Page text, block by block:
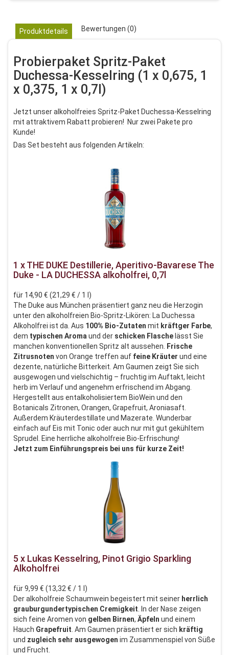
Produktdetails Bewertungen (0)
Probierpaket Spritz-Paket
Duchessa-Kesselring (1 x 0,675, 1
x 0,375, 1 x 0,7l)
Jetzt unser alkoholfreies Spritz-Paket Duchessa-Kesselring
mit attraktivem Rabatt probieren! Nur zwei Pakete pro
Kunde!
Das Set besteht aus folgenden Artikeln:
1 x THE DUKE Destillerie, Aperitivo-Bavarese The
Duke - LA DUCHESSA alkoholfrei, 0,7l
für 14,90 € (21,29 € / 1 l)
The Duke aus München präsentiert ganz neu die Herzogin
unter den alkoholfreien Bio-Spritz-Likören: La Duchessa
Alkoholfrei ist da. Aus 100% Bio-Zutaten mit kräftger Farbe,
dem typischen Aroma und der schicken Flasche lässt Sie
manchen konventionellen Spritz alt aussehen.
Frische
Zitrusnoten von Orange treffen auf feine Kräuter und eine
dezente, natürliche Bitterkeit. Am Gaumen zeigt Sie sich
ausgewogen und vielschichtig – fruchtig im Auftakt, leicht
herb im Verlauf und angenehm erfrischend im Abgang.
Hergestellt aus entalkoholisiertem BioWein und den
Botanicals Zitronen, Orangen, Grapefruit, Aroniasaft.
Außerdem Kräuterdestillate und Mazerate. Wunderbar
einfach auf Eis mit Tonic oder auch nur mit gut gekühltem
Sprudel. Eine herrliche alkoholfreie Bio-Erfrischung!
Jetzt zum Einführungspreis bei uns für kurze Zeit!
5 x Lukas Kesselring, Pinot Grigio Sparkling
Alkoholfrei
für 9,99 € (13,32 € / 1 l)
Der alkoholfreie Schaumwein begeistert mit seiner herrlich
grauburgundertypischen Cremigkeit . In der Nase zeigen
sich feine Aromen von gelben Birnen, Äpfeln und einem
Hauch Grapefruit . Am Gaumen präsentiert er sich kräftig
und zugleich sehr ausgewogen im Zusammenspiel von Süße
und Frucht.